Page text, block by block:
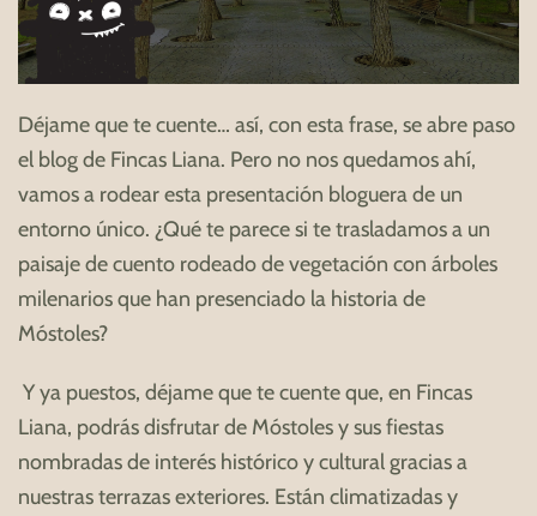
Déjame que te cuente… así, con esta frase, se abre paso
el blog de Fincas Liana. Pero no nos quedamos ahí,
vamos a rodear esta presentación bloguera de un
entorno único. ¿Qué te parece si te trasladamos a un
paisaje de cuento rodeado de vegetación con árboles
milenarios que han presenciado la historia de
Móstoles?
Y ya puestos, déjame que te cuente que, en Fincas
Liana, podrás disfrutar de Móstoles y sus fiestas
nombradas de interés histórico y cultural gracias a
nuestras terrazas exteriores. Están climatizadas y